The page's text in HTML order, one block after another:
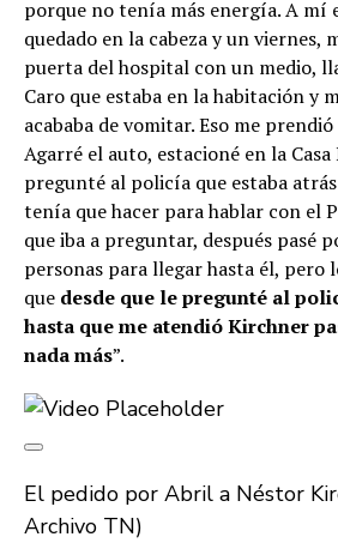
porque no tenía más energía. A mí
quedado en la cabeza y un viernes,
puerta del hospital con un medio,
Caro que estaba en la habitación y
acababa de vomitar. Eso me
Agarré el auto, estacioné en la Casa
pregunté al policía que estaba
tenía que hacer para hablar con el
que iba a preguntar, después pasé
personas para llegar hasta él, pero
que desde que le pregunté al
hasta que me atendió Kirchner
nada más”.
El pedido por Abril a Néstor
Archivo TN)